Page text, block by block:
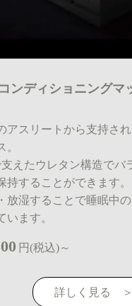
コンディショニングマ
アスリートから支持さ
。
えたウレタン構造でバ
持することができます
放湿することで睡眠中
います。
円(税込)～
詳しく見る ＞